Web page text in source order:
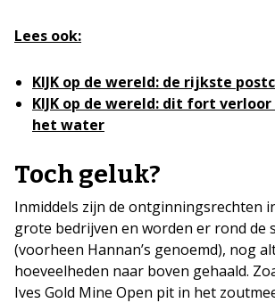
Lees ook:
KIJK op de wereld: de rijkste
KIJK op de wereld: dit fort
het water
Toch geluk?
Inmiddels zijn de ontginningsrechten
grote bedrijven en worden er rond de
(voorheen Hannan’s genoemd), nog
hoeveelheden naar boven gehaald.
Ives Gold Mine Open pit in het